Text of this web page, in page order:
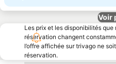
Voir
Les prix et les disponibilités
réservation changent
l’offre affichée sur trivago ne
réservation.